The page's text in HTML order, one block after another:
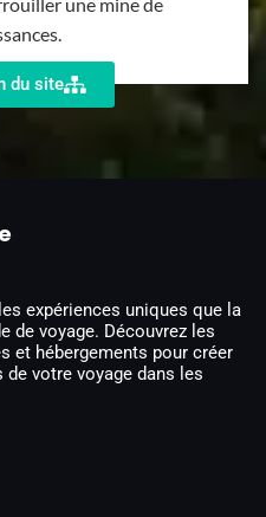
du site
expériences uniques que la
de voyage. Découvrez les
et hébergements pour créer
votre voyage dans les